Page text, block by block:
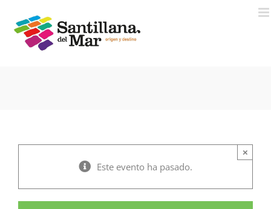
contenido
Este evento ha pasado.
×